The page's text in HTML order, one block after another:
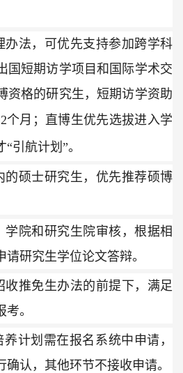
办法，可优先支持参加跨学科
国短期访学项目和国际学术交
资格的研究生，短期访学资助
个月； 直博生优先选拔进入学
“引航计划”。
的硕士研究生，优先推荐硕博
学院和研究生院审核，根据相
研究生学位论文答辩。
收推免生办法的前提下，满足
。
计划需在报名系统中申请，
认，其他环节不接收申请。